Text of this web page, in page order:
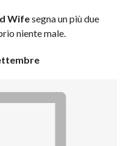
Wifesegna un più due
niente male.